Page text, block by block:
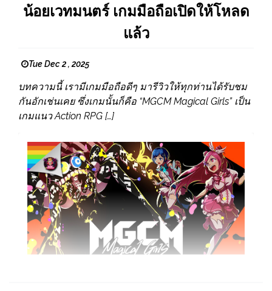
น้อยเวทมนตร์ เกมมือถือเปิดให้โหลด
แล้ว
Tue Dec 2 , 2025
บทความนี้ เรามีเกมมือถือดีๆ มารีวิวให้ทุกท่านได้รับชม
กันอักเช่นเคย ซึ่งเกมนั้นก็คือ “MGCM Magical Girls” เป็น
เกมแนว Action RPG […]